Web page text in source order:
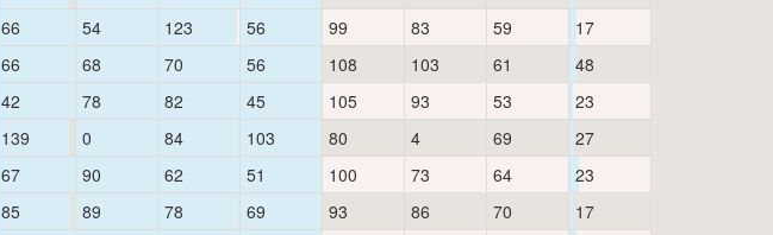
66 54 123 56 99 83 59
17
66 68 70 56 108 103 61
48
42 78 82 45 105 93 53
23
139 0 84 103 80 4 69
27
67 90 62 51 100 73 64
23
85 89 78 69 93 86 70
17